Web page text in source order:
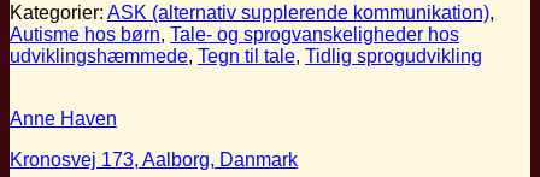
Kategorier: ASK (alternativ supplerende kommunikation),
Autisme hos børn, Tale- og sprogvanskeligheder hos
udviklingshæmmede, Tegn til tale, Tidlig sprogudvikling
Anne Haven
Kronosvej 173, Aalborg, Danmark